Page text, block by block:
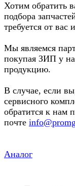
Хотим обратить
подбора
требуется от
Мы являемся
покупая ЗИП у
продукцию.
В случае, если
сервисного
обратится к нам
почте
Аналог